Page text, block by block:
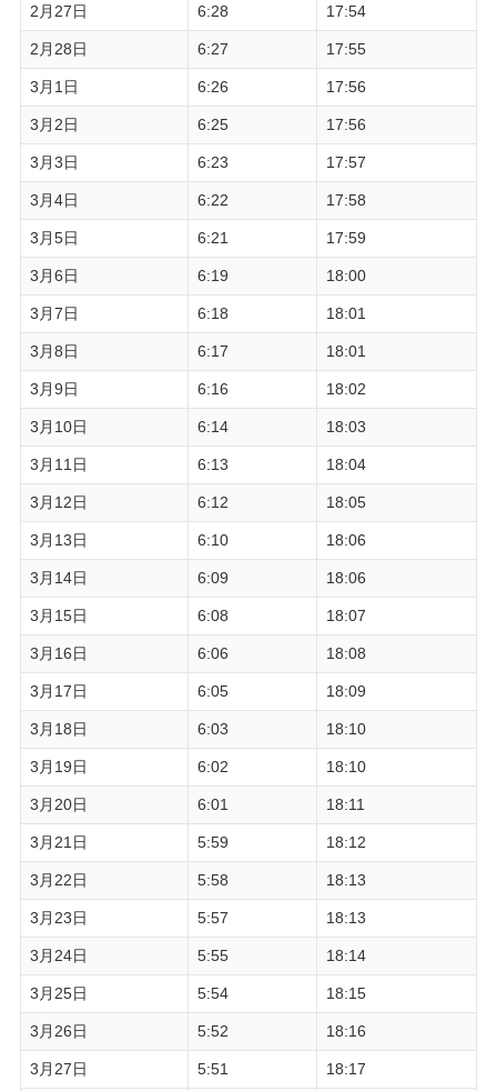
2月27日 6:28 17:54
2月28日 6:27 17:55
3月1日 6:26 17:56
3月2日 6:25 17:56
3月3日 6:23 17:57
3月4日 6:22 17:58
3月5日 6:21 17:59
3月6日 6:19 18:00
3月7日 6:18 18:01
3月8日 6:17 18:01
3月9日 6:16 18:02
3月10日 6:14 18:03
3月11日 6:13 18:04
3月12日 6:12 18:05
3月13日 6:10 18:06
3月14日 6:09 18:06
3月15日 6:08 18:07
3月16日 6:06 18:08
3月17日 6:05 18:09
3月18日 6:03 18:10
3月19日 6:02 18:10
3月20日 6:01 18:11
3月21日 5:59 18:12
3月22日 5:58 18:13
3月23日 5:57 18:13
3月24日 5:55 18:14
3月25日 5:54 18:15
3月26日 5:52 18:16
3月27日 5:51 18:17